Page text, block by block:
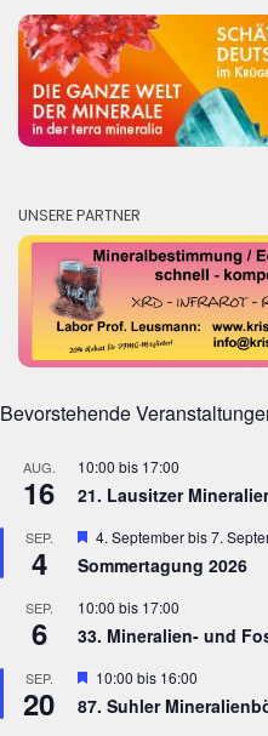
UNSERE PARTNER
Bevorstehende
AUG.
16
10:00 bis 17:00
21. Lausitzer
SEP.
4
Hervorgehoben
4. Septemberbis7.
Sommertagung 2026
SEP.
6
10:00 bis 17:00
33. Mineralien- und
SEP.
20
Hervorgehoben
10:00 bis 16:00
87. Suhler